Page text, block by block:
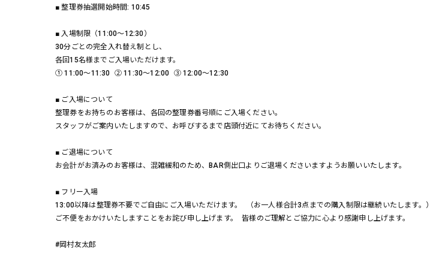
■ 整理券抽選開始時間: 10:45
■ 入場制限（11:00～12:30）
30分ごとの完全入れ替え制とし、
各回15名様までご入場いただけます。
① 11:00～11:30 ② 11:30～12:00 ③ 12:00～12:30
■ ご入場について
整理券をお持ちのお客様は、各回の整理券番号順にご入場ください。
スタッフがご案内いたしますので、お呼びするまで店頭付近にてお待ちください。
■ ご退場について
お会計がお済みのお客様は、混雑緩和のため、BAR側出口よりご退場くださいますようお願いいたします。
■ フリー入場
13:00以降は整理券不要でご自由にご入場いただけます。 （お一人様合計3点までの購入制限は継続いたします。）
ご不便をおかけいたしますことをお詫び申し上げます。 皆様のご理解とご協力に心より感謝申し上げます。
#岡村友太郎